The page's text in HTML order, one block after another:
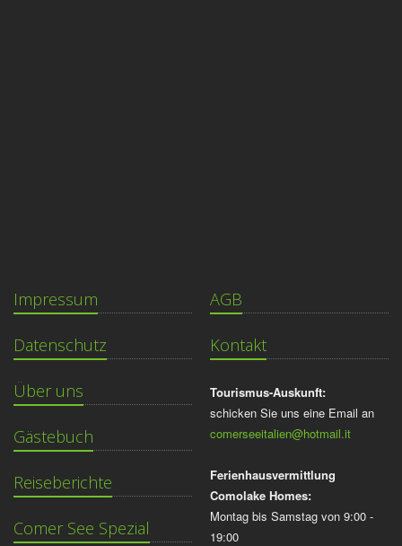
Impressum
Datenschutz
Über uns
Gästebuch
Reiseberichte
Comer See Spezial
AGB
Kontakt
Tourismus-Auskunft:
schicken Sie uns eine Email an
comerseeitalien@hotmail.it
Ferienhausvermittlung
Comolake Homes:
Montag bis Samstag von 9:00 -
19:00